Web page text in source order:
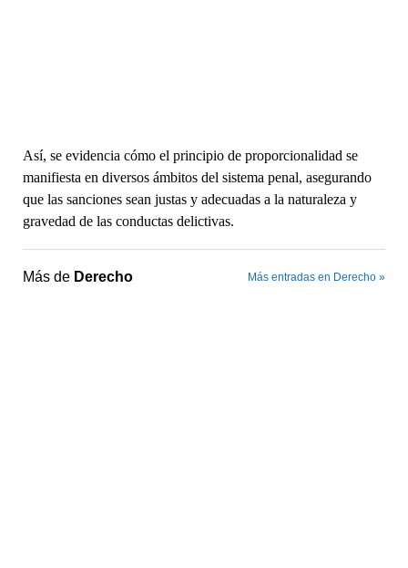
Así, se evidencia cómo el principio de proporcionalidad se
manifiesta en diversos ámbitos del sistema penal, asegurando
que las sanciones sean justas y adecuadas a la naturaleza y
gravedad de las conductas delictivas.
Más de Derecho Más entradas en Derecho »